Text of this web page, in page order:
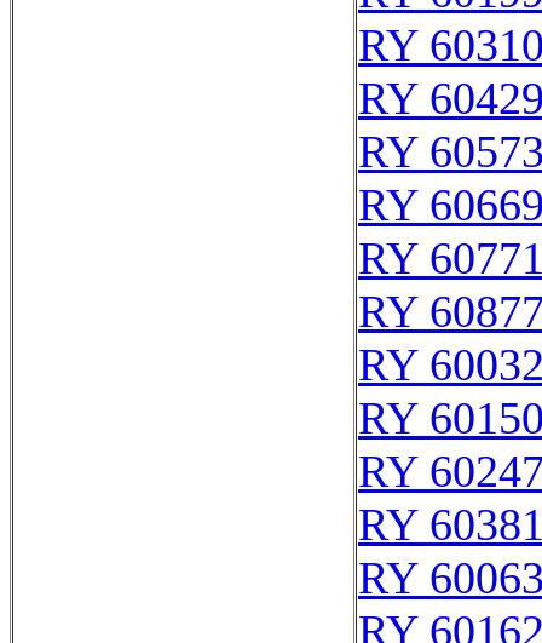
RY
RY
RY
RY
RY
RY
RY
RY
RY
RY
RY
RY